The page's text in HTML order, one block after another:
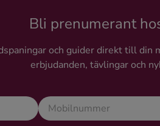
Bli prenumerant
och guider direkt till din
erbjudanden, tävlingar och